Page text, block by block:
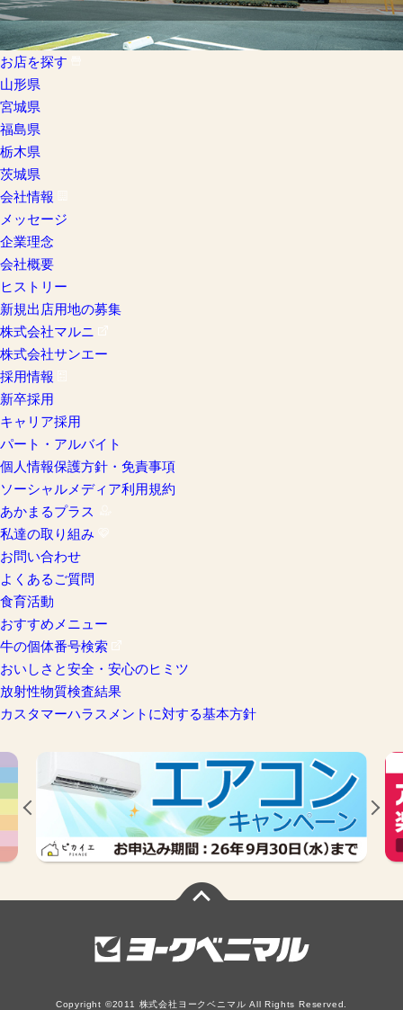
お店を探す
山形県
宮城県
福島県
栃木県
茨城県
会社情報
メッセージ
企業理念
会社概要
ヒストリー
新規出店用地の募集
株式会社マルニ
株式会社サンエー
採用情報
新卒採用
キャリア採用
パート・アルバイト
個人情報保護方針・免責事項
ソーシャルメディア利用規約
あかまるプラス
私達の取り組み
お問い合わせ
よくあるご質問
食育活動
おすすめメニュー
牛の個体番号検索
おいしさと安全・安心のヒミツ
放射性物質検査結果
カスタマーハラスメントに対する基本方針
Copyright ©2011 株式会社ヨークベニマル All Rights Reserved.